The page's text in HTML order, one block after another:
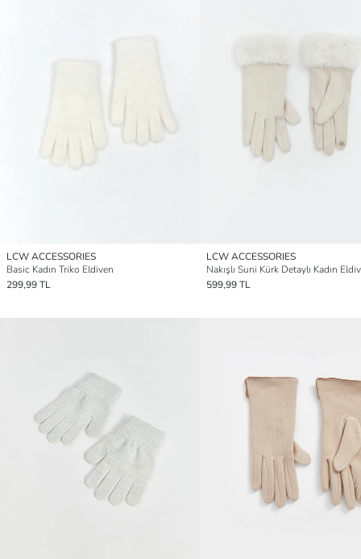
LCW ACCESSORIES
Basic Kadın Triko Eldiven
299,99 TL
LCW ACCESSORIES
Nakışlı Suni Kürk Detaylı Kadın
599,99 TL